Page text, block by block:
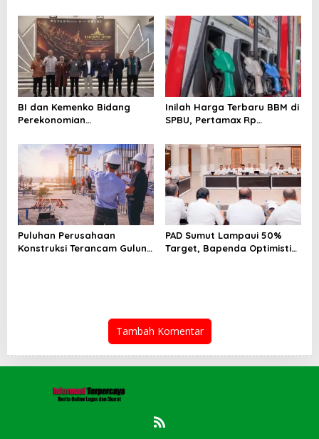
BI dan Kemenko Bidang
Perekonomian
TP2DD: Akselerasi Digitalisasi
Sistem Pembayaran untuk
Peningkatan PDRD di
Sumatera
Inilah Harga Terbaru BBM di
SPBU, Pertamax Rp
Puluhan Perusahaan
Konstruksi Terancam Gulung
PAD Sumut Lampaui 50%
Target, Bapenda Optimistis
Tambah Komentar